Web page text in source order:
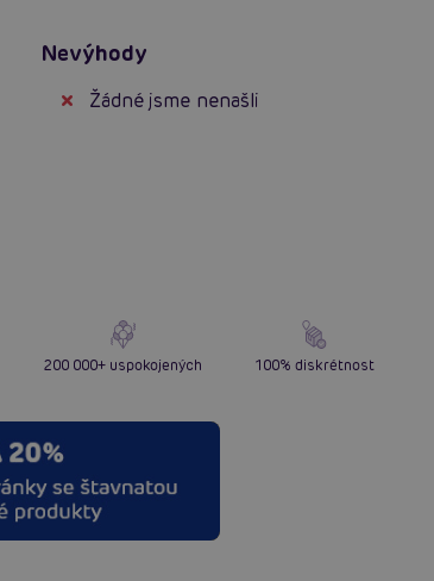
Nevýhody
Žádné jsme nenašli
200 000+ uspokojených 100% diskrétnost